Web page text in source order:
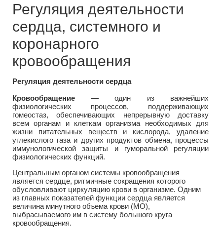
Регуляция деятельности
сердца, системного и
коронарного
кровообращения
Регуляция деятельности сердца
Кровообращение — один из важнейших
физиологических процессов, поддерживающих
гомеостаз, обеспечивающих непрерывную доставку
всем органам и клеткам организма необходимых для
жизни питательных веществ и кислорода, удаление
углекислого газа и других продуктов обмена, процессы
иммунологической защиты и гуморальной регуляции
физиологических функций.
Центральным органом системы кровообращения
является сердце, ритмичные сокращения которого
обусловливают циркуляцию крови в организме. Одним
из главных показателей функции сердца является
величина минутного объема крови (МО),
выбрасываемого им в систему большого круга
кровообращения.